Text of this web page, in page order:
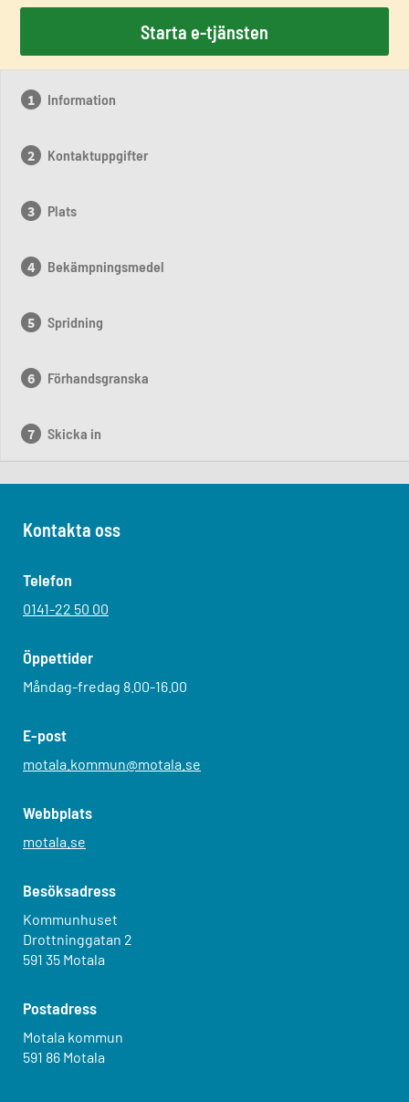
Starta e-tjänsten
Information
Kontaktuppgifter
Plats
Bekämpningsmedel
Spridning
Förhandsgranska
Skicka in
Kontakta oss
Telefon
0141-22 50 00
E-post
motala.kommun@motala.se
Besöksadress
Kommunhuset
Drottninggatan 2
591 35 Motala
Postadress
Motala kommun
591 86 Motala
Öppettider
Måndag-fredag 8.00-16.00
Webbplats
motala.se